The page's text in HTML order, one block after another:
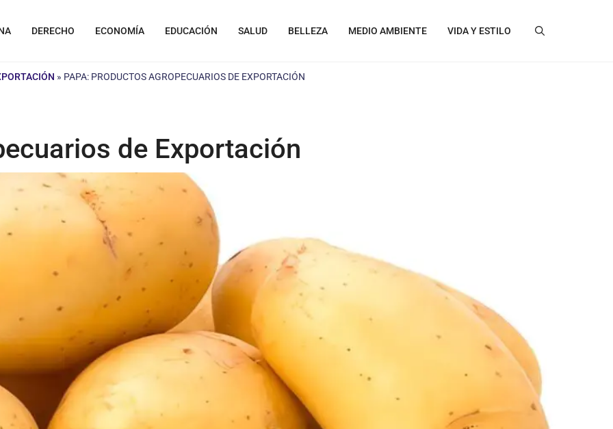
DERECHO ECONOMÍA EDUCACIÓN SALUD BELLEZA MEDIO AMBIENTE VIDA Y ESTILO
» PAPA: PRODUCTOS AGROPECUARIOS DE EXPORTACIÓN
de Exportación